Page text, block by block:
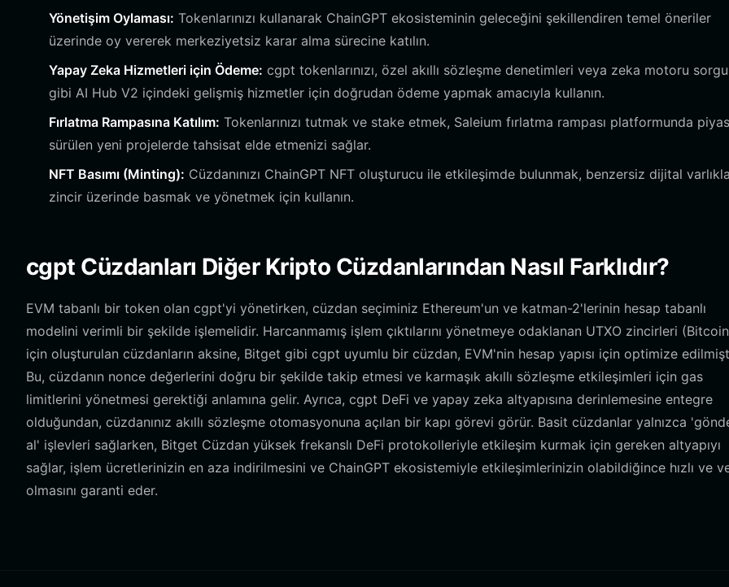
Yönetişim Oylaması: Tokenlarınızı kullanarak ChainGPT ekosisteminin geleceğini şekillendiren temel öneriler
üzerinde oy vererek merkeziyetsiz karar alma sürecine katılın.
Yapay Zeka Hizmetleri için Ödeme: cgpt tokenlarınızı, özel akıllı sözleşme denetimleri veya zeka motoru
gibi AI Hub V2 içindeki gelişmiş hizmetler için doğrudan ödeme yapmak amacıyla kullanın.
Fırlatma Rampasına Katılım: Tokenlarınızı tutmak ve stake etmek, Saleium fırlatma rampası platformunda
sürülen yeni projelerde tahsisat elde etmenizi sağlar.
NFT Basımı (Minting): Cüzdanınızı ChainGPT NFT oluşturucu ile etkileşimde bulunmak, benzersiz dijital
zincir üzerinde basmak ve yönetmek için kullanın.
cgpt Cüzdanları Diğer Kripto Cüzdanlarından Nasıl Farklıdır?
EVM tabanlı bir token olan cgpt'yi yönetirken, cüzdan seçiminiz Ethereum'un ve katman-2'lerinin hesap tabanlı
modelini verimli bir şekilde işlemelidir. Harcanmamış işlem çıktılarını yönetmeye odaklanan UTXO zincirleri
için oluşturulan cüzdanların aksine, Bitget gibi cgpt uyumlu bir cüzdan, EVM'nin hesap yapısı için optimize
Bu, cüzdanın nonce değerlerini doğru bir şekilde takip etmesi ve karmaşık akıllı sözleşme etkileşimleri için gas
limitlerini yönetmesi gerektiği anlamına gelir. Ayrıca, cgpt DeFi ve yapay zeka altyapısına derinlemesine entegre
olduğundan, cüzdanınız akıllı sözleşme otomasyonuna açılan bir kapı görevi görür. Basit cüzdanlar yalnızca
al' işlevleri sağlarken, Bitget Cüzdan yüksek frekanslı DeFi protokolleriyle etkileşim kurmak için gereken altyapıyı
sağlar, işlem ücretlerinizin en aza indirilmesini ve ChainGPT ekosistemiyle etkileşimlerinizin olabildiğince hızlı ve
olmasını garanti eder.